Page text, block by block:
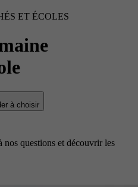
ET ÉCOLES
à choisir
nos questions et découvrir les